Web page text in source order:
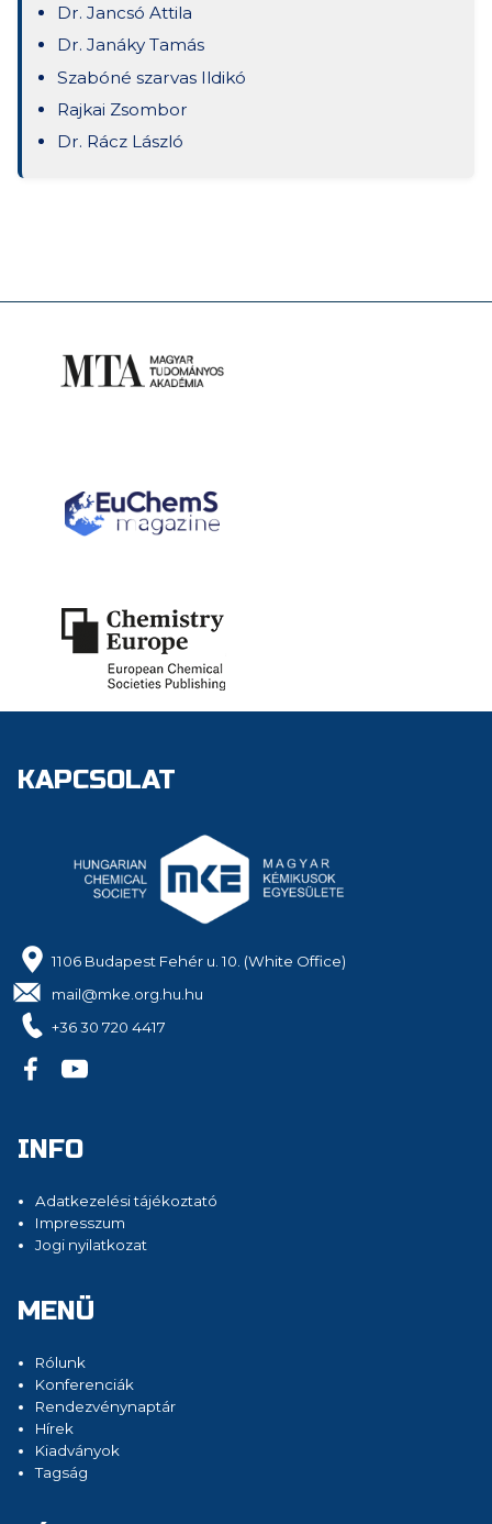
Dr. Jancsó Attila
Dr. Janáky Tamás
Szabóné szarvas Ildikó
Rajkai Zsombor
Dr. Rácz László
KAPCSOLAT
1106 Budapest Fehér u. 10. (White Office)
mail@mke.org.hu.hu
+36 30 720 4417
INFO
Adatkezelési tájékoztató
Impresszum
Jogi nyilatkozat
MENÜ
Rólunk
Konferenciák
Rendezvénynaptár
Hírek
Kiadványok
Tagság